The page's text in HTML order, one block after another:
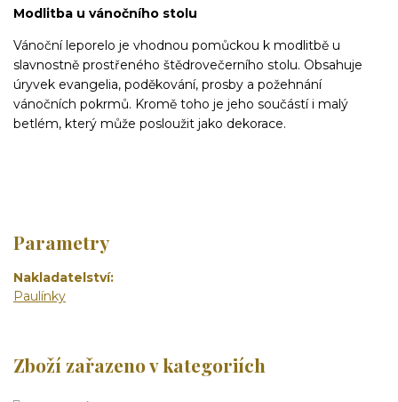
Modlitba u vánočního stolu
Vánoční leporelo je vhodnou pomůckou k modlitbě u
slavnostně prostřeného štědrovečerního stolu. Obsahuje
úryvek evangelia, poděkování, prosby a požehnání
vánočních pokrmů. Kromě toho je jeho součástí i malý
betlém, který může posloužit jako dekorace.
Parametry
Nakladatelství
Paulínky
Zboží zařazeno v kategoriích